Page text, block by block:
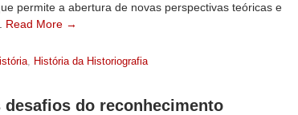
permite a abertura de novas perspectivas teóricas e
Read More →
, História da Historiografia
do reconhecimento